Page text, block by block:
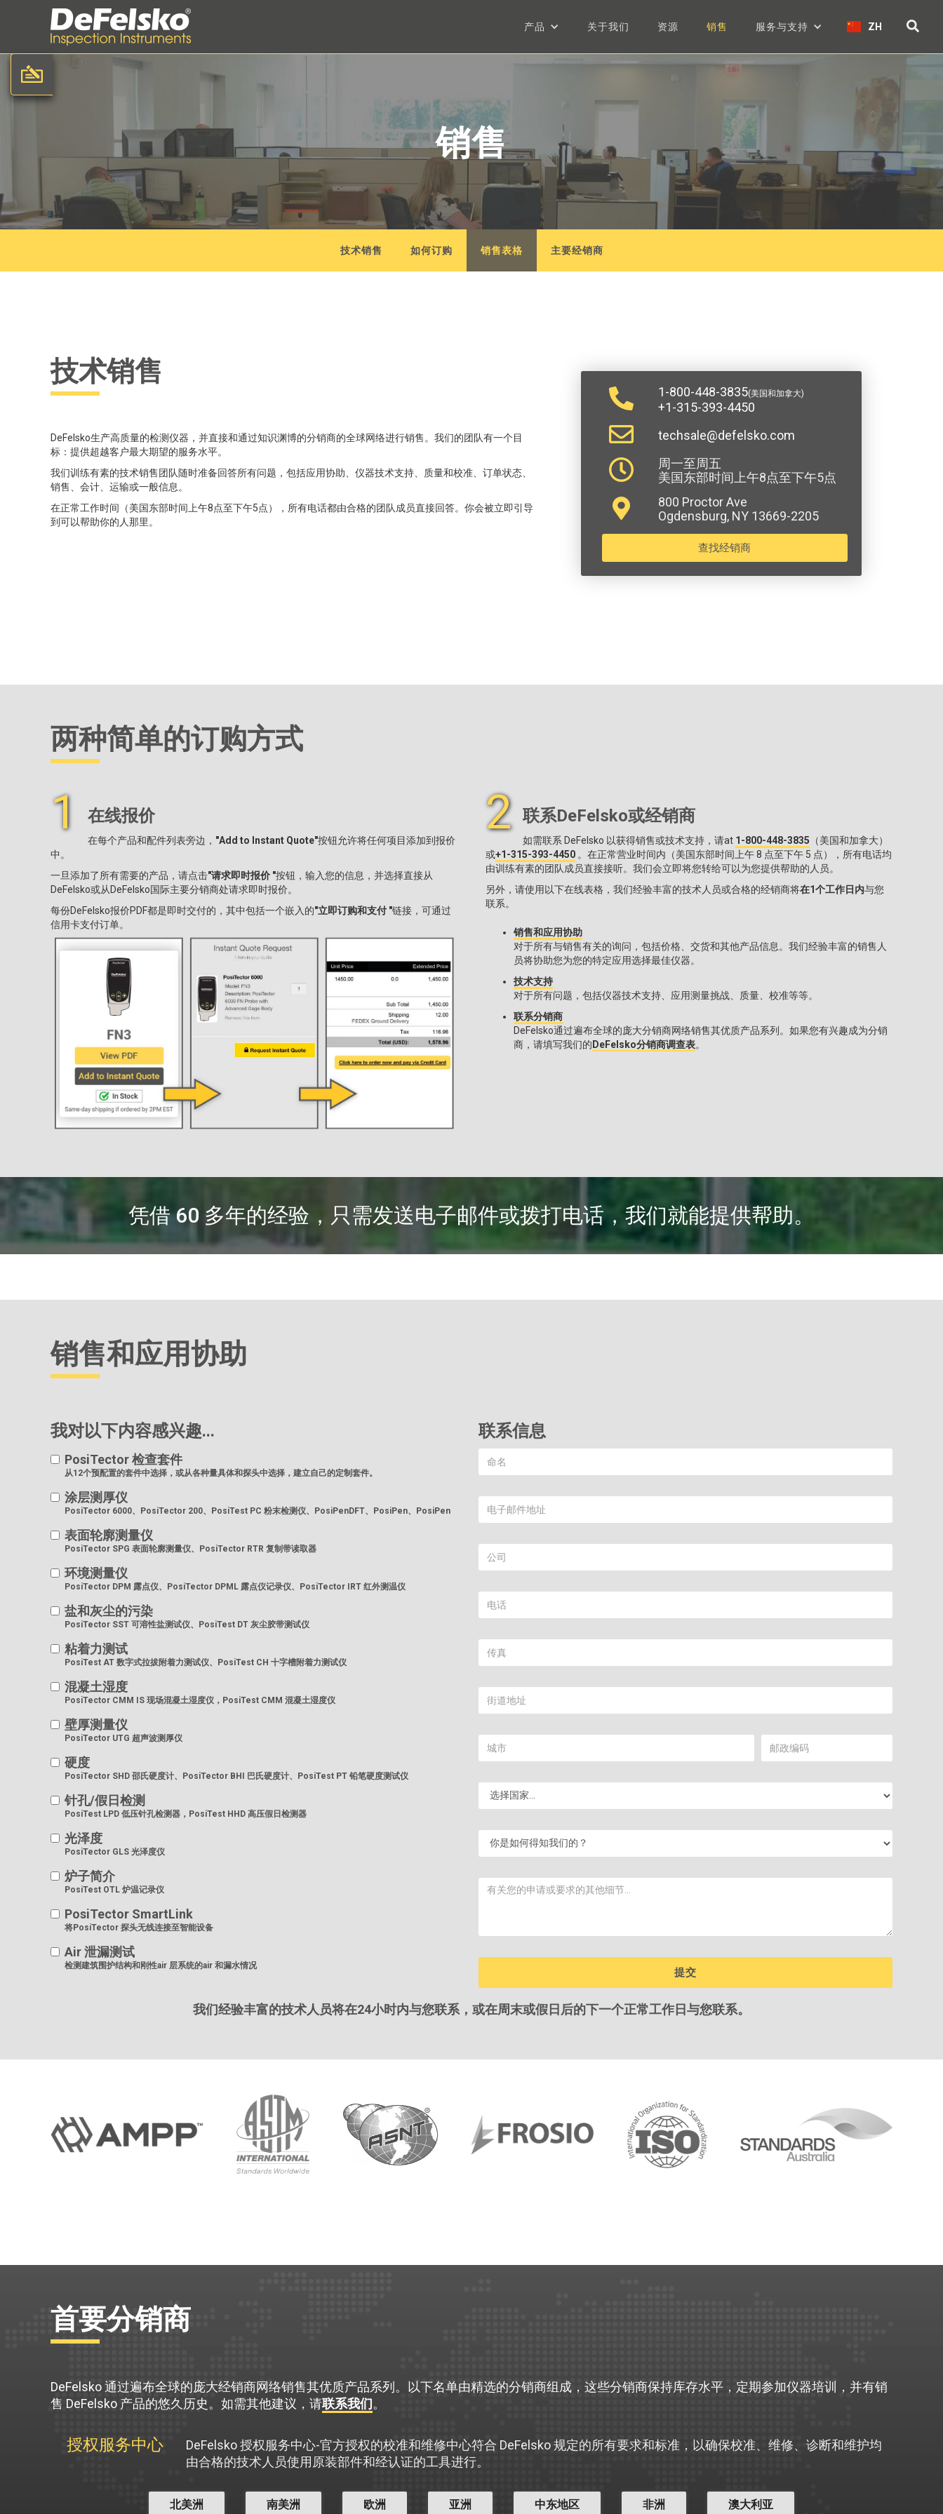
产品 关于我们 资源 销售 服务与支持 ZH
销售
技术销售 如何订购 销售表格 主要经销商
技术销售
DeFelsko生产高质量的检测仪器，并直接和通过知识渊博的分销商的全球网络进行销售。我们的团队有一个目
标：提供超越客户最大期望的服务水平。
我们训练有素的技术销售团队随时准备回答所有问题，包括应用协助、仪器技术支持、质量和校准、订单状态、
销售、会计、运输或一般信息。
在正常工作时间（美国东部时间上午8点至下午5点），所有电话都由合格的团队成员直接回答。你会被立即引导
到可以帮助你的人那里。
1-800-448-3835(美国和加拿大)
+1-315-393-4450
techsale@defelsko.com
周一至周五
美国东部时间上午8点至下午5点
800 Proctor Ave
Ogdensburg, NY 13669-2205
查找经销商
两种简单的订购方式
1 在线报价
在每个产品和配件列表旁边， "Add to Instant Quote"按钮允许将任何项目添加到报价
中。
一旦添加了所有需要的产品，请点击"请求即时报价 "按钮，输入您的信息，并选择直接从
DeFelsko或从DeFelsko国际主要分销商处请求即时报价。
每份DeFelsko报价PDF都是即时交付的，其中包括一个嵌入的"立即订购和支付 "链接，可通过
信用卡支付订单。
2 联系DeFelsko或经销商
如需联系 DeFelsko 以获得销售或技术支持，请at 1-800-448-3835 （美国和加拿大）
或+1-315-393-4450 。在正常营业时间内（美国东部时间上午 8 点至下午 5 点），所有电话均
由训练有素的团队成员直接接听。我们会立即将您转给可以为您提供帮助的人员。
另外，请使用以下在线表格，我们经验丰富的技术人员或合格的经销商将在1个工作日内与您
联系。
销售和应用协助
对于所有与销售有关的询问，包括价格、交货和其他产品信息。我们经验丰富的销售人
员将协助您为您的特定应用选择最佳仪器。
技术支持
对于所有问题，包括仪器技术支持、应用测量挑战、质量、校准等等。
联系分销商
DeFelsko通过遍布全球的庞大分销商网络销售其优质产品系列。如果您有兴趣成为分销
商，请填写我们的 DeFelsko分销商调查表。
凭借 60 多年的经验，只需发送电子邮件或拨打电话，我们就能提供帮助。
销售和应用协助
我对以下内容感兴趣...
PosiTector 检查套件
从12个预配置的套件中选择，或从各种量具体和探头中选择，建立自己的定制套件。
涂层测厚仪
PosiTector 6000、PosiTector 200、PosiTest PC 粉末检测仪、PosiPenDFT、PosiPen、PosiPen
表面轮廓测量仪
PosiTector SPG 表面轮廓测量仪、PosiTector RTR 复制带读取器
环境测量仪
PosiTector DPM 露点仪、PosiTector DPML 露点仪记录仪、PosiTector IRT 红外测温仪
盐和灰尘的污染
PosiTector SST 可溶性盐测试仪、PosiTest DT 灰尘胶带测试仪
粘着力测试
PosiTest AT 数字式拉拔附着力测试仪、PosiTest CH 十字槽附着力测试仪
混凝土湿度
PosiTector CMM IS 现场混凝土湿度仪，PosiTest CMM 混凝土湿度仪
壁厚测量仪
PosiTector UTG 超声波测厚仪
硬度
PosiTector SHD 邵氏硬度计、PosiTector BHI 巴氏硬度计、PosiTest PT 铅笔硬度测试仪
针孔/假日检测
PosiTest LPD 低压针孔检测器，PosiTest HHD 高压假日检测器
光泽度
PosiTector GLS 光泽度仪
炉子简介
PosiTest OTL 炉温记录仪
PosiTector SmartLink
将PosiTector 探头无线连接至智能设备
Air 泄漏测试
检测建筑围护结构和刚性air 层系统的air 和漏水情况
联系信息
我们经验丰富的技术人员将在24小时内与您联系，或在周末或假日后的下一个正常工作日与您联系。
首要分销商
DeFelsko 通过遍布全球的庞大经销商网络销售其优质产品系列。以下名单由精选的分销商组成，这些分销商保持库存水平，定期参加仪器培训，并有销
售 DeFelsko 产品的悠久历史。如需其他建议，请联系我们。
授权服务中心
DeFelsko 授权服务中心-官方授权的校准和维修中心符合 DeFelsko 规定的所有要求和标准，以确保校准、维修、诊断和维护均
由合格的技术人员使用原装部件和经认证的工具进行。
北美洲 南美洲 欧洲 亚洲 中东地区 非洲 澳大利亚